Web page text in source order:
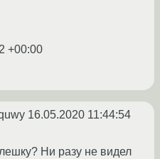
+00:00
16.05.2020 11:44:54
Ни разу не видел